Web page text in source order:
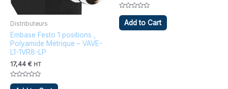
Distributeurs
Embase Festo 1 positions ,
Polyamide Métrique – VAVE-
L1-1VR8-LP
17,44 € HT
Note
Note
0
sur
5
Add to Cart